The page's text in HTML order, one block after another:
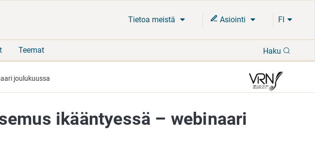
Tietoa meistä Asiointi FI
Teemat Haku
joulukuussa
ikääntyessä – webinaari